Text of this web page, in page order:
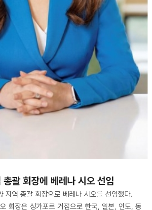
괄 회장에 베레나 시오 선임
지역 총괄 회장으로 베레나 시오를 선임했다.
회장은 싱가포르 거점으로 한국, 일본, 인도, 동